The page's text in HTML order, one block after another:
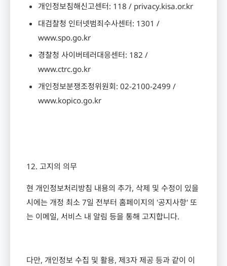
개인정보침해신고센터: 118 / privacy.kisa.or.kr
대검찰청 인터넷범죄수사센터: 1301 /
www.spo.go.kr
경찰청 사이버테러대응센터: 182 /
www.ctrc.go.kr
개인정보분쟁조정위원회: 02-2100-2499 /
www.kopico.go.kr
12. 고지의 의무
현 개인정보처리방침 내용의 추가, 삭제 및 수정이 있을
시에는 개정 최소 7일 전부터 홈페이지의 '공지사항' 또
는 이메일, 서비스 내 알림 등을 통해 고지합니다.
다만, 개인정보 수집 및 활용, 제3자 제공 등과 같이 이